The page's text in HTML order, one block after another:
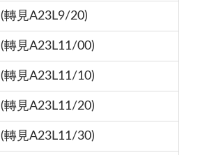
(轉見A23L9/20)
(轉見A23L11/00)
(轉見A23L11/10)
(轉見A23L11/20)
(轉見A23L11/30)